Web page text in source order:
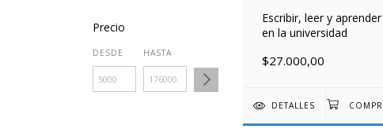
Precio
DESDE HASTA
Escribir, leer y aprender
en la universidad
$27.000,00
DETALLES